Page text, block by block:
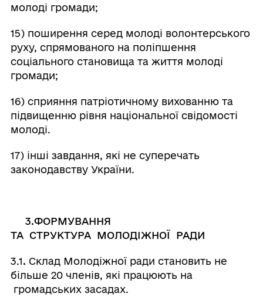
молоді громади;
15) поширення серед молоді волонтерського
руху, спрямованого на поліпшення
соціального становища та життя молоді
громади;
16) сприяння патріотичному вихованню та
підвищенню рівня національної свідомості
молоді.
17) інші завдання, які не суперечать
законодавству України.
3.ФОРМУВАННЯ
ТА СТРУКТУРА МОЛОДІЖНОЇ
РАДИ
3.1. Склад Молодіжної ради становить не
більше 20 членів, які працюють на
громадських засадах.